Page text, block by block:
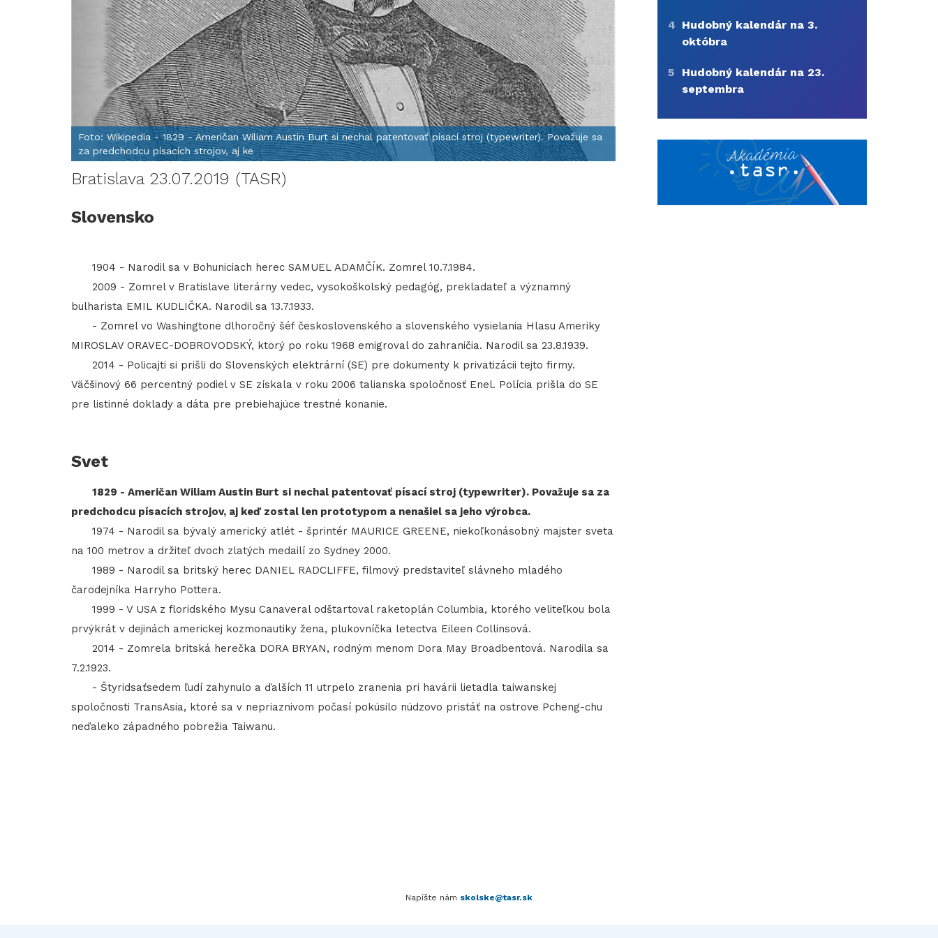
Foto: Wikipedia - 1829 - Američan Wiliam Austin Burt si nechal patentovať písací stroj (typewriter). Považuje sa
za predchodcu písacích strojov, aj ke
Bratislava 23.07.2019 (TASR)
Slovensko
1904 - Narodil sa v Bohuniciach herec SAMUEL ADAMČÍK. Zomrel 10.7.1984.
2009 - Zomrel v Bratislave literárny vedec, vysokoškolský pedagóg, prekladateľ a významný
bulharista EMIL KUDLIČKA. Narodil sa 13.7.1933.
- Zomrel vo Washingtone dlhoročný šéf československého a slovenského vysielania Hlasu Ameriky
MIROSLAV ORAVEC-DOBROVODSKÝ, ktorý po roku 1968 emigroval do zahraničia. Narodil sa 23.8.1939.
2014 - Policajti si prišli do Slovenských elektrární (SE) pre dokumenty k privatizácii tejto firmy.
Väčšinový 66 percentný podiel v SE získala v roku 2006 talianska spoločnosť Enel. Polícia prišla do SE
pre listinné doklady a dáta pre prebiehajúce trestné konanie.
Svet
1829 - Američan Wiliam Austin Burt si nechal patentovať písací stroj (typewriter). Považuje sa za
predchodcu písacích strojov, aj keď zostal len prototypom a nenašiel sa jeho výrobca.
1974 - Narodil sa bývalý americký atlét - šprintér MAURICE GREENE, niekoľkonásobný majster sveta
na 100 metrov a držiteľ dvoch zlatých medailí zo Sydney 2000.
1989 - Narodil sa britský herec DANIEL RADCLIFFE, filmový predstaviteľ slávneho mladého
čarodejníka Harryho Pottera.
1999 - V USA z floridského Mysu Canaveral odštartoval raketoplán Columbia, ktorého veliteľkou bola
prvýkrát v dejinách americkej kozmonautiky žena, plukovníčka letectva Eileen Collinsová.
2014 - Zomrela britská herečka DORA BRYAN, rodným menom Dora May Broadbentová. Narodila sa
7.2.1923.
- Štyridsaťsedem ľudí zahynulo a ďalších 11 utrpelo zranenia pri havárii lietadla taiwanskej
spoločnosti TransAsia, ktoré sa v nepriaznivom počasí pokúsilo núdzovo pristáť na ostrove Pcheng-chu
neďaleko západného pobrežia Taiwanu.
4 Hudobný kalendár na 3.
októbra
5
Hudobný kalendár na 23.
septembra
Napíšte nám skolske@tasr.sk